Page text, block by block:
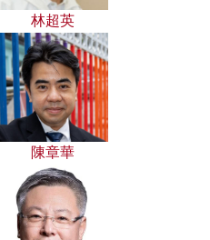
林超英
陳章華